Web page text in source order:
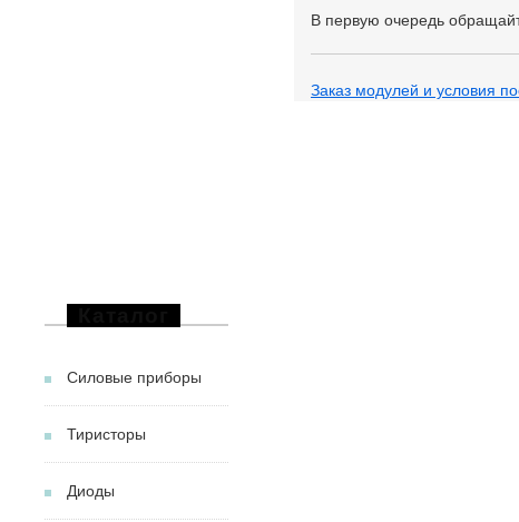
В первую очередь
Заказ модулей и условия
Силовые приборы
Тиристоры
Диоды